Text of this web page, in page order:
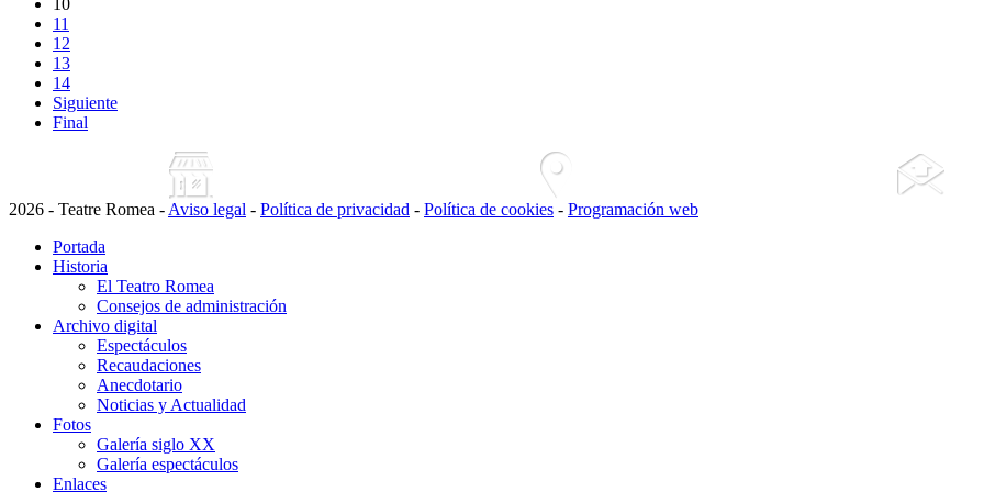
11
12
13
14
Siguiente
Final
2026 - Teatre Romea - Aviso legal - Política de privacidad - Política de cookies - Programación web
Portada
Historia
El Teatro Romea
Consejos de administración
Archivo digital
Espectáculos
Recaudaciones
Anecdotario
Noticias y Actualidad
Fotos
Galería siglo XX
Galería espectáculos
Enlaces